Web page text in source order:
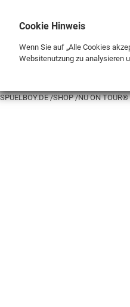
SPUELBOY.DE SHOP NU ON TOUR®
Cookie Hinweis
Wenn Sie auf „Alle Cookies
Websitenutzung zu analysieren